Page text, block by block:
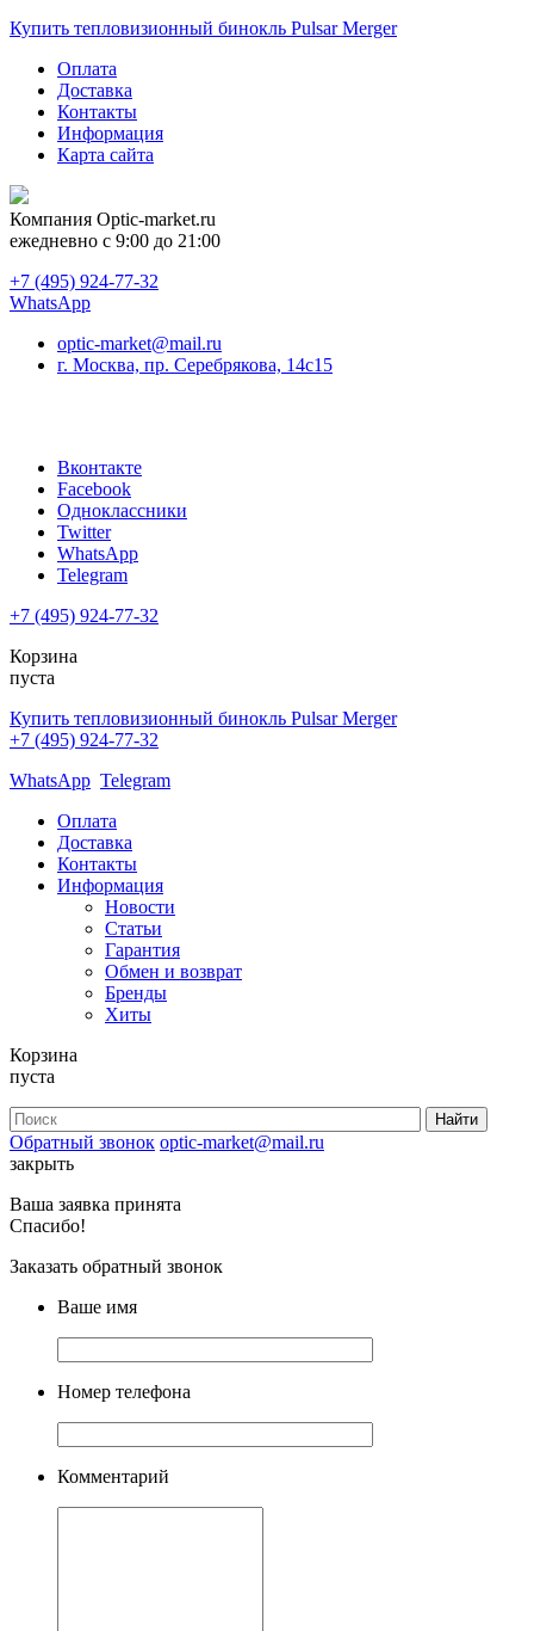
Купить тепловизионный бинокль Pulsar Merger
Оплата
Доставка
Контакты
Информация
Карта сайта
Компания Optic-market.ru
ежедневно с 9:00 до 21:00
+7 (495) 924-77-32
WhatsApp
optic-market@mail.ru
г. Москва, пр. Серебрякова, 14с15
Вконтакте
Facebook
Одноклассники
Twitter
WhatsApp
Telegram
+7 (495) 924-77-32
Корзина
пуста
Купить тепловизионный бинокль Pulsar Merger
+7 (495) 924-77-32
WhatsApp Telegram
Оплата
Доставка
Контакты
Информация
Новости
Статьи
Гарантия
Обмен и возврат
Бренды
Хиты
Корзина
пуста
Обратный звонок optic-market@mail.ru
закрыть
Ваша заявка принята
Спасибо!
Заказать обратный звонок
Ваше имя
Номер телефона
Комментарий